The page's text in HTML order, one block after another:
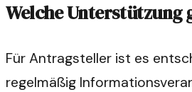
Welche
Für Antragsteller ist es
regelmäßig